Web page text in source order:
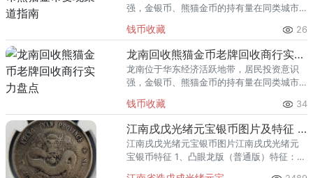
强，金银币、熊猫金币的持有量在同类城市
熊猫金币的需求就明显升温，但鱼龙混杂的
回收渠道里，能精准识别版别溢
钱币收藏 26
龙南回收熊猫金币老牌回收商行实力盘点
龙南位于华东经济活跃地带，居民投资意识
强，金银币、熊猫金币的持有量在同类城市
熊猫金币的需求就明显升温，但鱼龙混杂的
回收渠道里，能精准识别版别溢
钱币收藏 34
江南戌戊光绪元宝银币图片及特征 价值多少
江南戌戊光绪元宝银币图片江南戌戊光绪元
宝银币特征 1、凸眼龙版（普通版）特征：其